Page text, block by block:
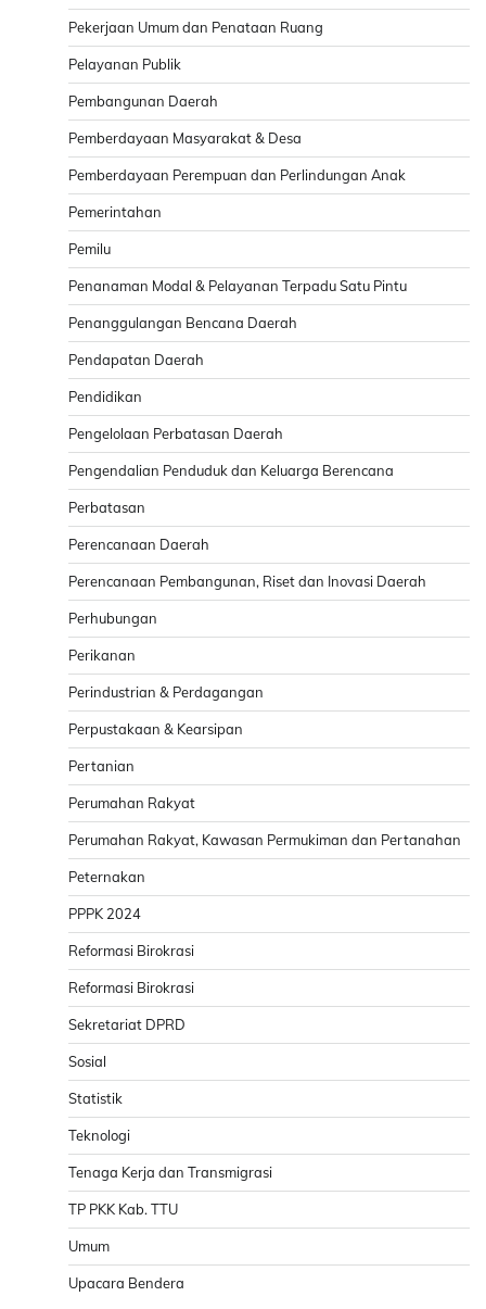
Pekerjaan Umum dan Penataan Ruang
Pelayanan Publik
Pembangunan Daerah
Pemberdayaan Masyarakat & Desa
Pemberdayaan Perempuan dan Perlindungan Anak
Pemerintahan
Pemilu
Penanaman Modal & Pelayanan Terpadu Satu Pintu
Penanggulangan Bencana Daerah
Pendapatan Daerah
Pendidikan
Pengelolaan Perbatasan Daerah
Pengendalian Penduduk dan Keluarga Berencana
Perbatasan
Perencanaan Daerah
Perencanaan Pembangunan, Riset dan Inovasi Daerah
Perhubungan
Perikanan
Perindustrian & Perdagangan
Perpustakaan & Kearsipan
Pertanian
Perumahan Rakyat
Perumahan Rakyat, Kawasan Permukiman dan Pertanahan
Peternakan
PPPK 2024
Reformasi Birokrasi
Reformasi Birokrasi
Sekretariat DPRD
Sosial
Statistik
Teknologi
Tenaga Kerja dan Transmigrasi
TP PKK Kab. TTU
Umum
Upacara Bendera